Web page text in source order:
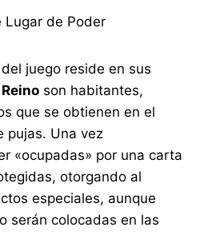
Lugar de Poder
juego reside en sus
son habitantes,
que se obtienen en el
pujas. Una vez
«ocupadas» por una carta
otorgando al
especiales, aunque
serán colocadas en las